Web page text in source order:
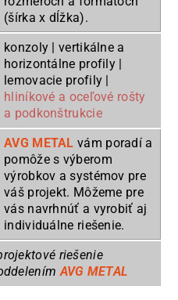
(šírka x dĺžka).
konzoly | vertikálne a
horizontálne profily |
lemovacie profily |
hliníkové a oceľové rošty
a podkonštrukcie
AVG METAL vám poradí a
pomôže s výberom
výrobkov a systémov pre
váš projekt. Môžeme pre
vás navrhnúť a vyrobiť aj
individuálne riešenie.
riešenie
AVG METAL